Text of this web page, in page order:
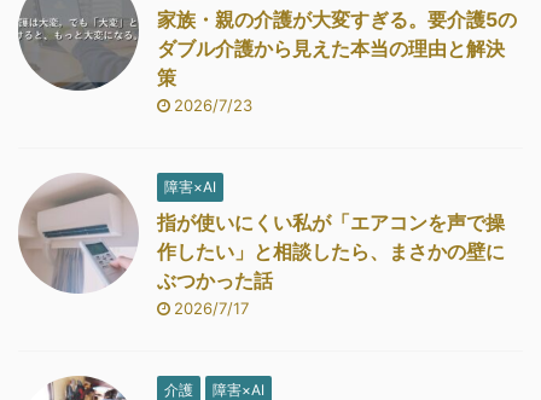
家族・親の介護が大変すぎる。要介護5の
ダブル介護から見えた本当の理由と解決
策
2026/7/23
障害×AI
指が使いにくい私が「エアコンを声で操
作したい」と相談したら、まさかの壁に
ぶつかった話
2026/7/17
介護 障害×AI